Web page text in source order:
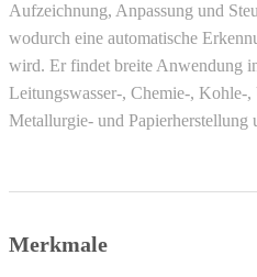
Aufzeichnung, Anpassung und
wodurch eine automatische
wird. Er findet breite Anwendung
Leitungswasser-, Chemie-,
Metallurgie- und Papierherstellung
Merkmale